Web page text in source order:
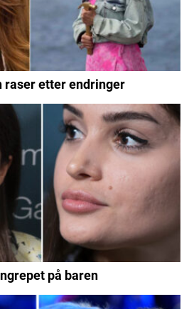
raser etter endringer
på baren